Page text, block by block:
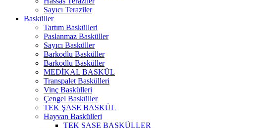
Sayıcı Teraziler
Basküller
Tartım Baskülleri
Paslanmaz Basküller
Sayıcı Basküller
Barkodlu Basküller
Barkodlu Basküller
MEDİKAL BASKÜL
Transpalet Baskülleri
Vinç Baskülleri
Çengel Basküller
TEK ŞASE BASKÜL
Hayvan Baskülleri
TEK ŞASE BASKÜLLER